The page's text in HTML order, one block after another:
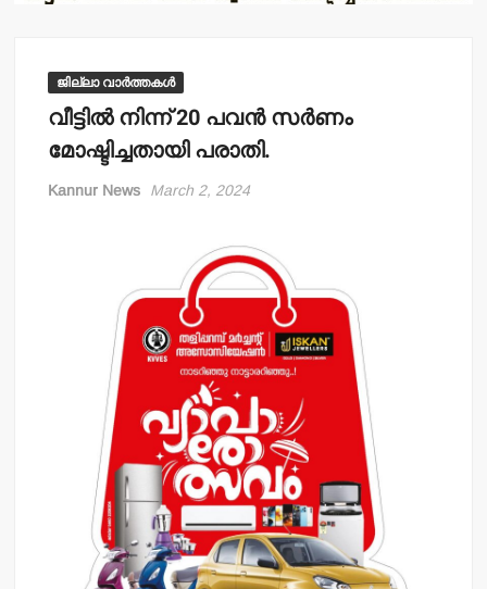
ജില്ലാ വാർത്തകൾ
വീട്ടില്‍ നിന്ന് 20 പവന്‍ സര്‍ണം
മോഷ്ടിച്ചതായി പരാതി.
Kannur News March 2, 2024